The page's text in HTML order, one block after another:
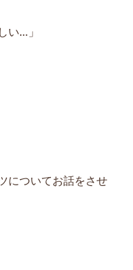
い…」
についてお話をさせ